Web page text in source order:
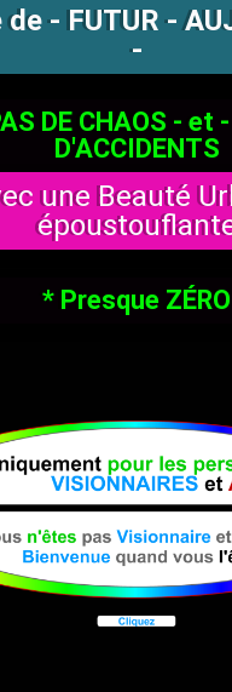
- FUTUR -
-
DE CHAOS - et
D'ACCIDENTS
une Beauté
* Presque ZÉRO